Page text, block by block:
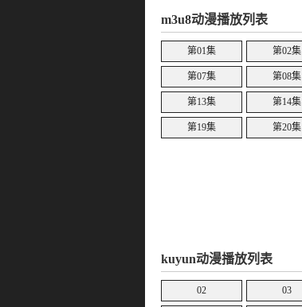
m3u8动漫播放列表
第01集 第02集
第07集 第08集
第13集 第14集
第19集 第20集
kuyun动漫播放列表
02 03